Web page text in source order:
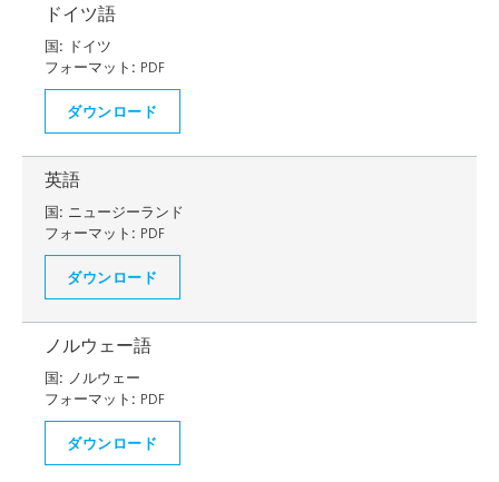
ドイツ語
国: ドイツ
フォーマット: PDF
ダウンロード
英語
国: ニュージーランド
フォーマット: PDF
ダウンロード
ノルウェー語
国: ノルウェー
フォーマット: PDF
ダウンロード